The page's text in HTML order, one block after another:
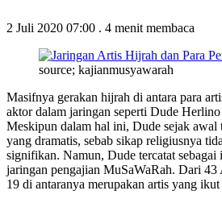
2 Juli 2020 07:00 . 4 menit membaca
source; kajianmusyawarah
Masifnya gerakan hijrah di antara para
aktor dalam jaringan seperti Dude
Meskipun dalam hal ini, Dude sejak awal
yang dramatis, sebab sikap religiusnya
signifikan. Namun, Dude tercatat sebagai
jaringan pengajian MuSaWaRah. Dari
19 di antaranya merupakan artis yang